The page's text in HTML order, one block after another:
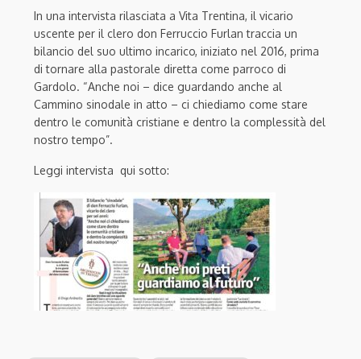
In una intervista rilasciata a Vita Trentina, il vicario
uscente per il clero don Ferruccio Furlan traccia un
bilancio del suo ultimo incarico, iniziato nel 2016, prima
di tornare alla pastorale diretta come parroco di
Gardolo. “Anche noi – dice guardando anche al
Cammino sinodale in atto – ci chiediamo come stare
dentro le comunità cristiane e dentro la complessità del
nostro tempo”.
Leggi intervista qui sotto: